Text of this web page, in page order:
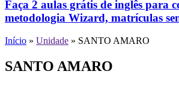
Faça 2 aulas grátis de inglês para
metodologia Wizard, matrículas
Início » Unidade » SANTO AMARO
SANTO AMARO